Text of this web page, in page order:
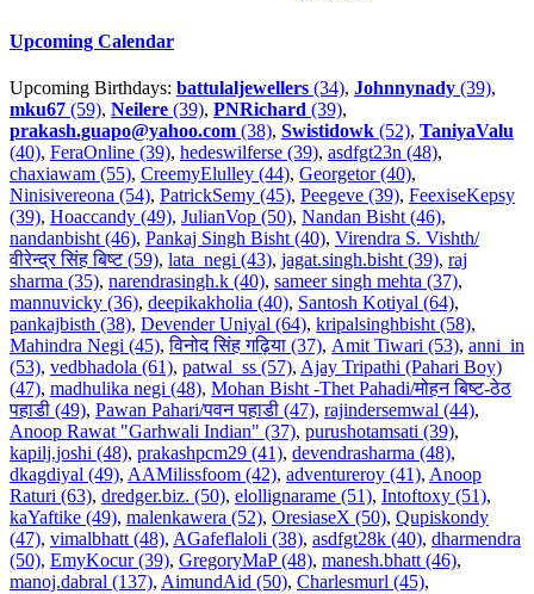
Upcoming Calendar
Upcoming Birthdays: battulaljewellers (34), Johnnynady (39),
mku67 (59), Neilere (39), PNRichard (39),
prakash.guapo@yahoo.com (38), Swistidowk (52), TaniyaValu
(40), FeraOnline (39), hedeswilferse (39), asdfgt23n (48),
chaxiawam (55), CreemyElulley (44), Georgetor (40),
Ninisivereona (54), PatrickSemy (45), Peegeve (39), FeexiseKepsy
(39), Hoaccandy (49), JulianVop (50), Nandan Bisht (46),
nandanbisht (46), Pankaj Singh Bisht (40), Virendra S. Vishth/
वीरेन्द्र सिंह बिष्ट (59), lata_negi (43), jagat.singh.bisht (39), raj
sharma (35), narendrasingh.k (40), sameer singh mehta (37),
mannuvicky (36), deepikakholia (40), Santosh Kotiyal (64),
pankajbisth (38), Devender Uniyal (64), kripalsinghbisht (58),
Mahindra Negi (45),विनोद सिंह गढ़िया (37), Amit Tiwari (53), anni_in
(53), vedbhadola (61), patwal_ss (57), Ajay Tripathi (Pahari Boy)
(47), madhulika negi (48), Mohan Bisht -Thet Pahadi/मोहन बिष्ट-ठेठ
पहाडी (49), Pawan Pahari/पवन पहाडी (47), rajindersemwal (44),
Anoop Rawat "Garhwali Indian" (37), purushotamsati (39),
kapilj.joshi (48), prakashpcm29 (41), devendrasharma (48),
dkagdiyal (49), AAMilissfoom (42), adventureroy (41), Anoop
Raturi (63), dredger.biz. (50), elollignarame (51), Intoftoxy (51),
kaYaftike (49), malenkawera (52), OresiaseX (50), Qupiskondy
(47), vimalbhatt (48), AGafeflaloli (38), asdfgt28k (40), dharmendra
(50), EmyKocur (39), GregoryMaP (48), manesh.bhatt (46),
manoj.dabral (137), AimundAid (50), Charlesmurl (45),